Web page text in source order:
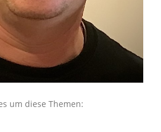
um diese Themen: